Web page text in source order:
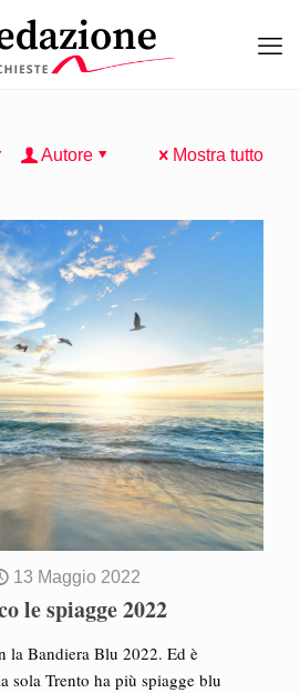
Autore Mostra tutto
13 Maggio 2022
le spiagge 2022
la Bandiera Blu 2022. Ed è
sola Trento ha più spiagge blu